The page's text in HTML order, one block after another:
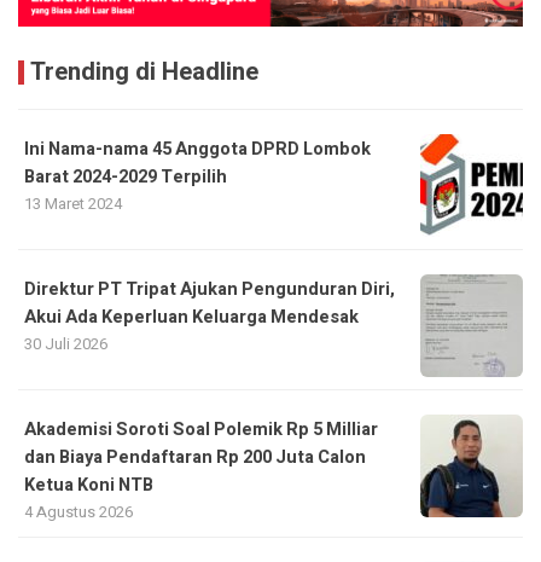
Trending di Headline
Ini Nama-nama 45 Anggota DPRD Lombok
Barat 2024-2029 Terpilih
13 Maret 2024
Direktur PT Tripat Ajukan Pengunduran Diri,
Akui Ada Keperluan Keluarga Mendesak
30 Juli 2026
Akademisi Soroti Soal Polemik Rp 5 Milliar
dan Biaya Pendaftaran Rp 200 Juta Calon
Ketua Koni NTB
4 Agustus 2026